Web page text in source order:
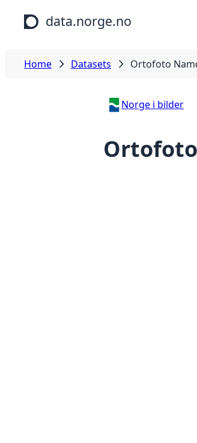
Skip to main content
data.norge.no
Home Datasets Ortofoto
Norge i bilder